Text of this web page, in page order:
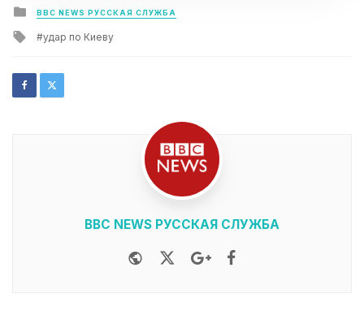
Posted
in
BBC NEWS РУССКАЯ СЛУЖБА
Tagged
удар по Киеву
BBC NEWS РУССКАЯ СЛУЖБА
WebsiteTwitterGoogle+